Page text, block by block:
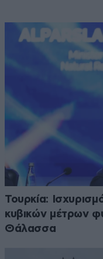
Τουρκία:
κυβικών μέτρων
Θάλασσα